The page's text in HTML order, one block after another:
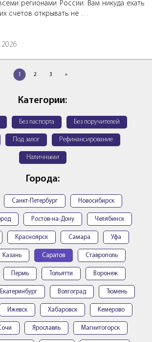
регионами России. Вам никуда ехать
счетов открывать не …
1 2 3 »
Категории:
Без паспорта Без поручителей
Под залог Рефинансирование
Наличными
Города:
Санкт-Петербург Новосибирск
Ростов-на-Дону Челябинск
Красноярск Самара Уфа
Казань Саратов Ставрополь
Пермь Тольятти Воронеж
Екатеринбург Волгоград Тюмень
Ижевск Хабаровск Кемерово
Ярославль Магнитогорск